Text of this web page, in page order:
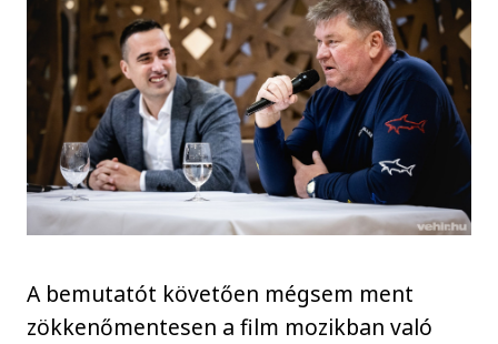
A bemutatót követően mégsem ment
zökkenőmentesen a film mozikban való